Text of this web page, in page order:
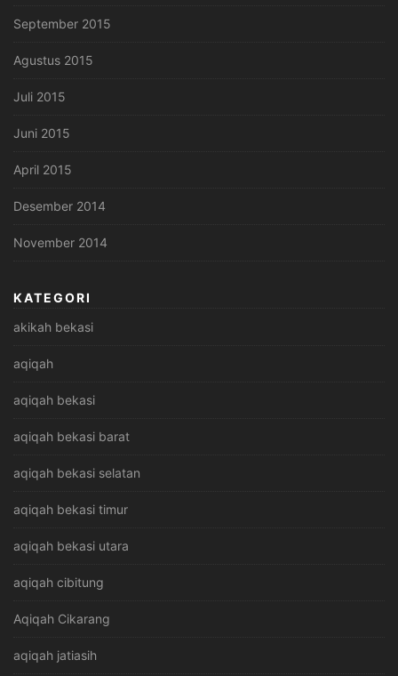
September 2015
Agustus 2015
Juli 2015
Juni 2015
April 2015
Desember 2014
November 2014
KATEGORI
akikah bekasi
aqiqah
aqiqah bekasi
aqiqah bekasi barat
aqiqah bekasi selatan
aqiqah bekasi timur
aqiqah bekasi utara
aqiqah cibitung
Aqiqah Cikarang
aqiqah jatiasih